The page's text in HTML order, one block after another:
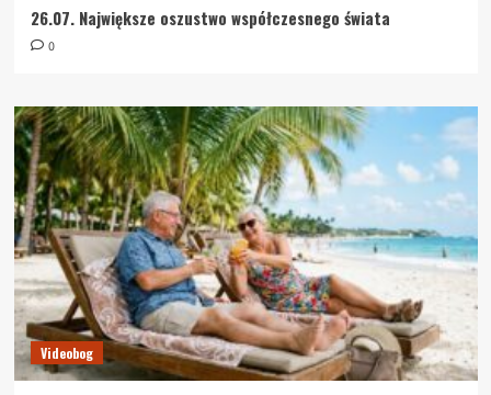
26.07. Największe oszustwo współczesnego świata
0
Videobog